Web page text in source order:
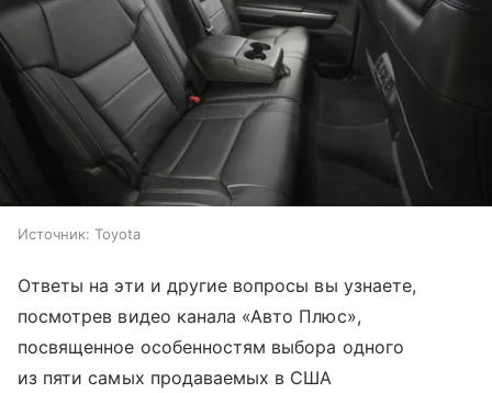
Источник: Toyota
Ответы на эти и другие вопросы вы узнаете,
посмотрев видео канала «Авто Плюс»,
посвященное особенностям выбора одного
из пяти самых продаваемых в США